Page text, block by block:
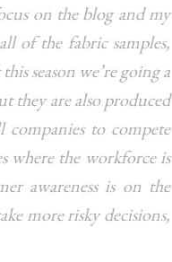
on the blog and my
of the fabric samples,
season we’re going a
they are also produced
to compete
where the workforce is
awareness is on the
more risky decisions,